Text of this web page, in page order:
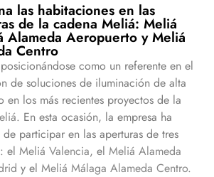
las habitaciones en las
de la cadena Meliá: Meliá
Alameda Aeropuerto y Meliá
Centro
como un referente en el
de soluciones de iluminación de alta
en los más recientes proyectos de la
. En esta ocasión, la empresa ha
participar en las aperturas de tres
el Meliá Valencia, el Meliá Alameda
y el Meliá Málaga Alameda Centro.